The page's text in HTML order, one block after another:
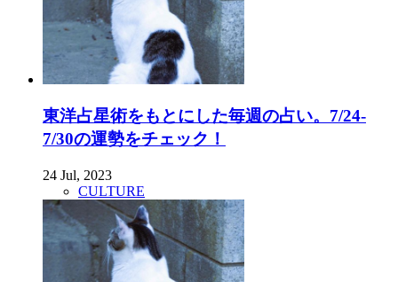
東洋占星術をもとにした毎週の占い。7/24-
7/30の運勢をチェック！
24 Jul, 2023
CULTURE